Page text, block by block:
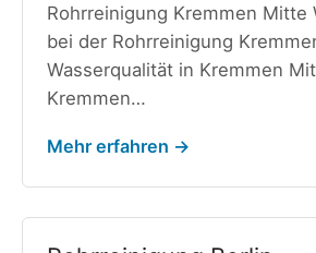
Rohrreinigung Kremmen Mitte
bei der Rohrreinigung
Wasserqualität in Kremmen
Kremmen…
Mehr erfahren →